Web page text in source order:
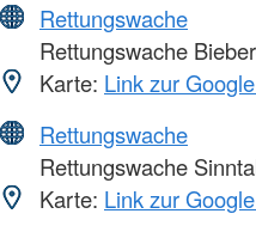
Rettungswache
Rettungswache
Karte: Link zur
Rettungswache
Rettungswache
Karte: Link zur